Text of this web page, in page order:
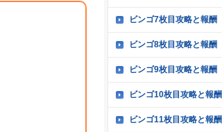
ビンゴ7枚目攻略と報酬
ビンゴ8枚目攻略と報酬
ビンゴ9枚目攻略と報酬
ビンゴ10枚目攻略と報酬
ビンゴ11枚目攻略と報酬